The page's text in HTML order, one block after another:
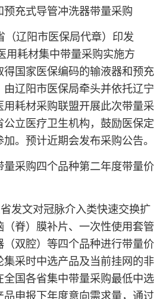
充式导管冲洗器带量采购
辽阳市医保局代章）印发
用耗材集中带量采购实施方
得国家医保编码的输液器和预充
由辽阳市医保局牵头并依托辽宁
耗材采购联盟开展此次带量采
公立医疗卫生机构，鼓励医保定
。预计近期会发布采购公告。
采购四个品种第二年度带量价
文对冠脉介入类快速交换扩
（脊）膜补片、一次性使用套管
（双腔）等四个品种进行带量价
采时中选产品及当前挂网的非
全国各省集中带量采购最低中选
申报下年度意向需求量，通过